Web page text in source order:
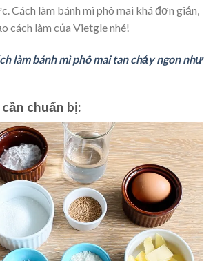
Cách làm bánh mì phô mai khá đơn giản,
cách làm của Vietgle nhé!
làm bánh mì phô mai tan chảy ngon như
chuẩn bị: